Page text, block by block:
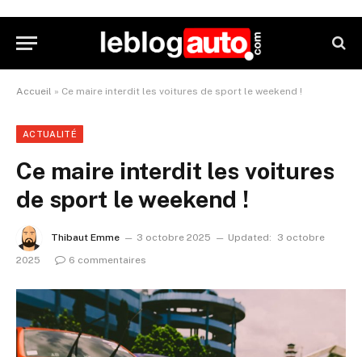
Accueil » Ce maire interdit les voitures de sport le weekend !
ACTUALITÉ
Ce maire interdit les voitures
de sport le weekend !
Thibaut Emme 3 octobre 2025 Updated:
3 octobre
2025
6 commentaires